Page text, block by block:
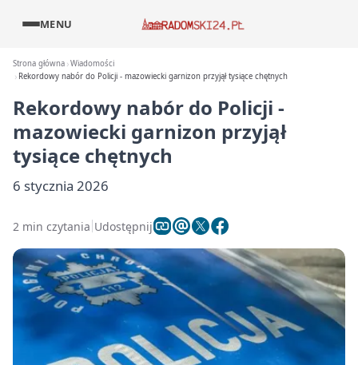
MENU
Strona główna Wiadomości
Rekordowy nabór do Policji - mazowiecki garnizon przyjął tysiące chętnych
Rekordowy nabór do Policji -
mazowiecki garnizon przyjął
tysiące chętnych
6 stycznia 2026
2 min czytania Udostępnij